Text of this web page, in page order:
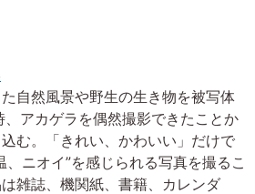
自然風景や野生の生き物を被写体
アカゲラを偶然撮影できたことか
む。「きれい、かわいい」だけで
、ニオイ”を感じられる写真を撮るこ
雑誌、機関紙、書籍、カレンダ